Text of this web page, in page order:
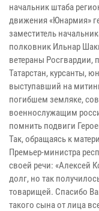
начальник штаба
движения «Юнармия»
заместитель
полковник Ильнар
ветераны Росгвардии,
Татарстан, курсанты,
выступавший на
погибшем земляке,
военнослужащим
помнить подвиги
Так, обращаясь к
Премьер-министра
своей речи: «Алексей
долг, но так
товарищей. Спасибо
такого сына от лица